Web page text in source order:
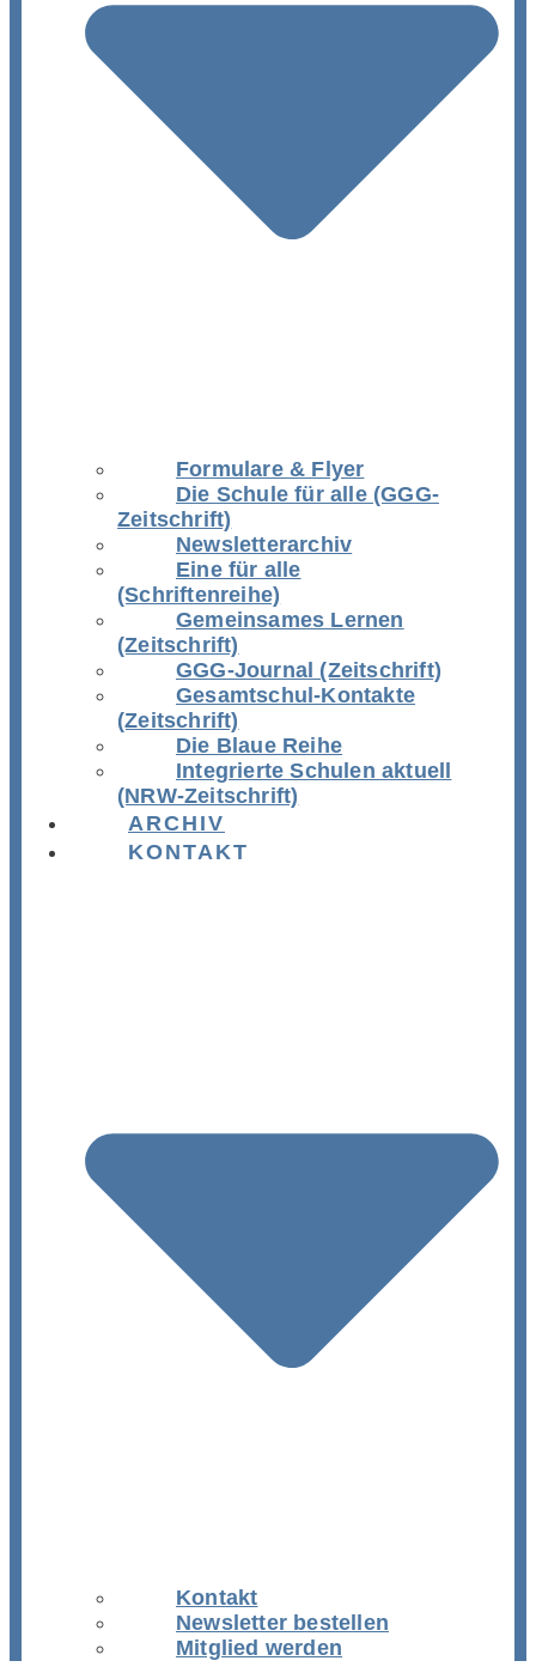
Formulare & Flyer
Die Schule für alle (GGG-
Zeitschrift)
Newsletterarchiv
Eine für alle
(Schriftenreihe)
Gemeinsames Lernen
(Zeitschrift)
GGG-Journal (Zeitschrift)
Gesamtschul-Kontakte
(Zeitschrift)
Die Blaue Reihe
Integrierte Schulen aktuell
(NRW-Zeitschrift)
ARCHIV
KONTAKT
Kontakt
Newsletter bestellen
Mitglied werden